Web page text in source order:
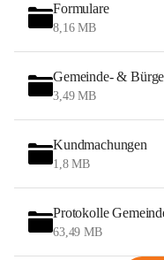
Formulare
8,16 MB
Gemeinde- &
3,49 MB
Kundmachungen
1,8 MB
Protokolle
63,49 MB